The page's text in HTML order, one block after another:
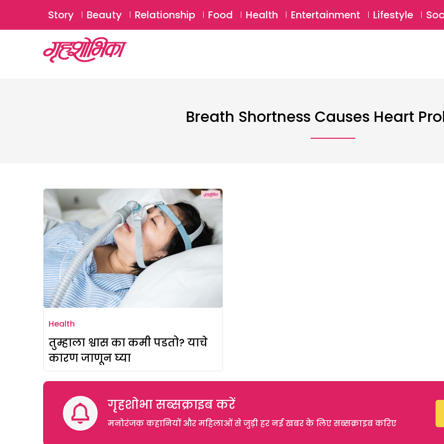
Story Beauty Relationship Food Health Entertainment Lifestyle
Breath Shortness Causes Heart
Health
तुम्हाला श्वास का कमी पडतो? याचे
कारण जाणून घ्या
गृहशोभा सब्सक्राइब करें
मनोरंजक कहानियों और महिलाओं से जुड़ी हर नई खबर के लिए सब्सक्राइब करिए